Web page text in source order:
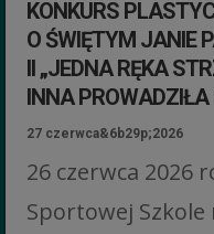
KONKURS
O ŚWIĘTYM JANIE
II „JEDNA RĘKA
INNA PROWADZIŁA
27 czerwca&6b29p;2026
26 czerwca 2026
Sportowej Szkole